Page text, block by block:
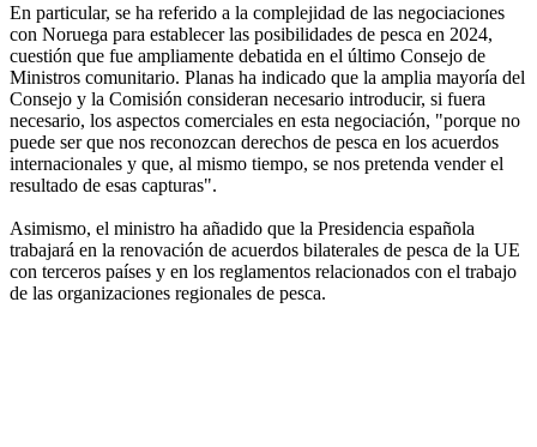
En particular, se ha referido a la complejidad de las negociaciones
con Noruega para establecer las posibilidades de pesca en 2024,
cuestión que fue ampliamente debatida en el último Consejo de
Ministros comunitario. Planas ha indicado que la amplia mayoría del
Consejo y la Comisión consideran necesario introducir, si fuera
necesario, los aspectos comerciales en esta negociación, "porque no
puede ser que nos reconozcan derechos de pesca en los acuerdos
internacionales y que, al mismo tiempo, se nos pretenda vender el
resultado de esas capturas".
Asimismo, el ministro ha añadido que la Presidencia española
trabajará en la renovación de acuerdos bilaterales de pesca de la UE
con terceros países y en los reglamentos relacionados con el trabajo
de las organizaciones regionales de pesca.